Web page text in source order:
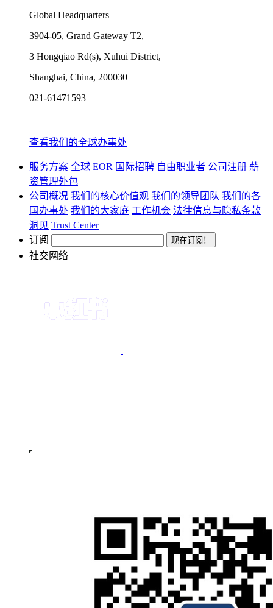
Global Headquarters
3904-05, Grand Gateway T2,
3 Hongqiao Rd(s), Xuhui District,
Shanghai, China, 200030
021-61471593
查看我们的全球办事处
服务方案 全球 EOR 国际招聘 自由职业者 公司注册 薪
资管理外包
公司概况 我们的核心价值观 我们的领导团队 我们的各
国办事处 我们的大家庭 工作机会 法律信息与隐私条款
洞见 Trust Center
订阅
社交网络